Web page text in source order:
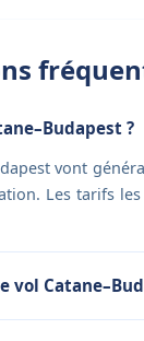
?
vont
Les tarifs
vol